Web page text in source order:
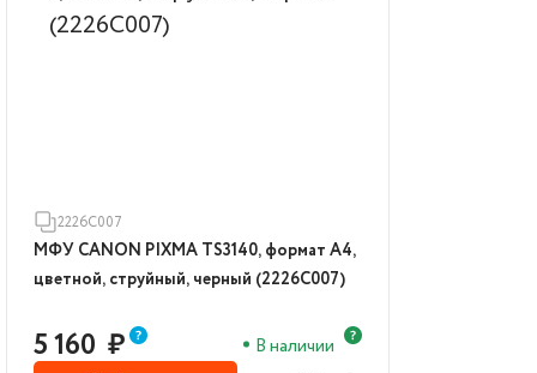
2226C007
МФУ CANON PIXMA TS3140, формат А4,
цветной, струйный, черный (2226C007)
5 160 ₽ В наличии